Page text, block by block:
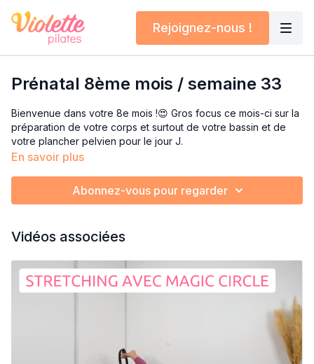
Rejoignez-nous !
Prénatal 8ème mois / semaine 33
Bienvenue dans votre 8e mois !😍 Gros focus ce mois-ci sur la
préparation de votre corps et surtout de votre bassin et de
votre plancher pelvien pour le jour J.
bien consciente de son fonctionnement, capital pour nourrir
aider pour la constipation (ainsi que mes conseils à ce sujet),
super utile aussi pour libérer les douleurs costales.
En savoir plus
Abonnez-vous pour regarder
Vidéos associées